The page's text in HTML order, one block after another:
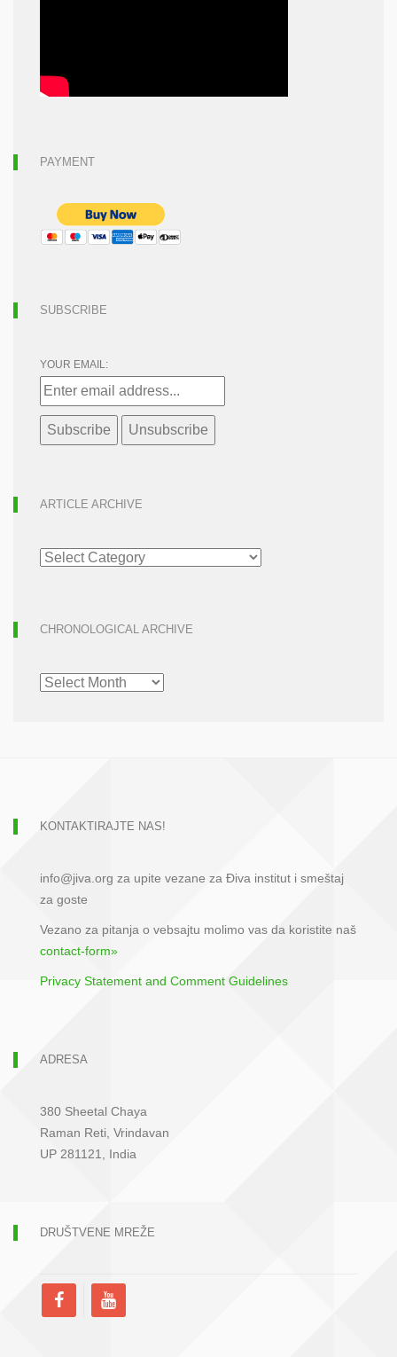
PAYMENT
SUBSCRIBE
YOUR EMAIL:
ARTICLE ARCHIVE
ARTICLE
ARCHIVE
CHRONOLOGICAL ARCHIVE
CHRONOLOGICAL
ARCHIVE
KONTAKTIRAJTE NAS!
info@jiva.org za upite vezane za Điva institut i smeštaj
za goste
Vezano za pitanja o vebsajtu molimo vas da koristite naš
contact-form»
Privacy Statement and Comment Guidelines
ADRESA
380 Sheetal Chaya
Raman Reti, Vrindavan
UP 281121, India
DRUŠTVENE MREŽE